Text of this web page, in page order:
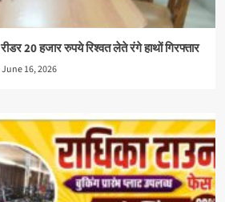
20 हजार रुपये रिश्वत लेते रंगे हाथों गिरफ्तार
June 16, 2026